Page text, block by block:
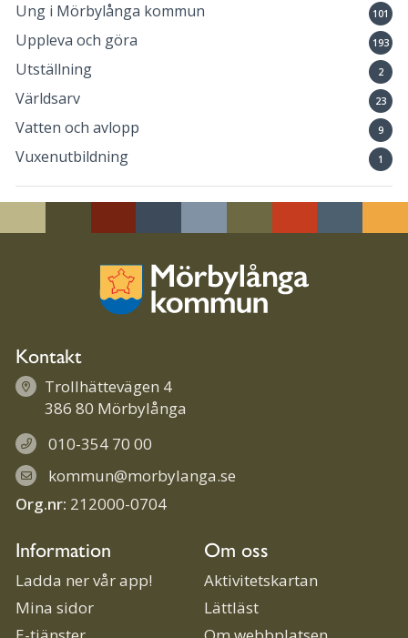
Ung i Mörbylånga kommun 101
Uppleva och göra 193
Utställning 2
Världsarv 23
Vatten och avlopp 9
Vuxenutbildning 1
Kontakt
Trollhättevägen 4
386 80 Mörbylånga
010-354 70 00
kommun@morbylanga.se
Org.nr: 212000-0704
Information
Ladda ner vår app!
Mina sidor
Om oss
Aktivitetskartan
Lättläst